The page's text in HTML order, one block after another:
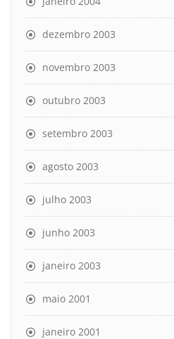
dezembro 2003
novembro 2003
outubro 2003
setembro 2003
agosto 2003
julho 2003
junho 2003
janeiro 2003
maio 2001
janeiro 2001